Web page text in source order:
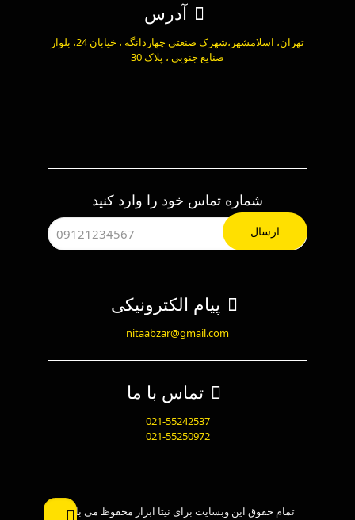
آدرس
تهران، اسلامشهر،شهرک صنعتی چهاردانگه ، خیابان 24، بلوار
صنایع جنوبی ، پلاک 30
شماره تماس خود را وارد کنید
پیام الکترونیکی
nitaabzar@gmail.com
تماس با ما
021-55242537
021-55250972
تمام حقوق این وبسایت برای نیتا ابزار محفوظ می باشد